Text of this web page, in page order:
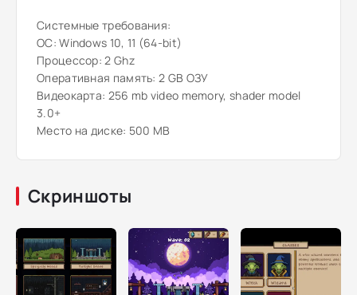
Системные требования:
ОС: Windows 10, 11 (64-bit)
Процессор: 2 Ghz
Оперативная память: 2 GB ОЗУ
Видеокарта: 256 mb video memory, shader model
3.0+
Место на диске: 500 MB
Скриншоты